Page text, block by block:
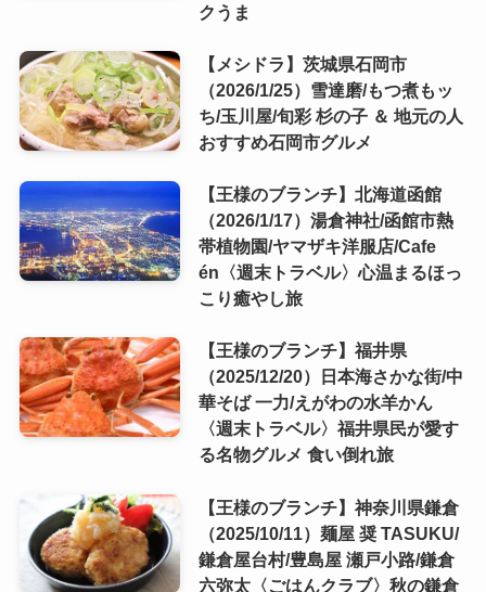
クうま
【メシドラ】茨城県石岡市
（2026/1/25）雪達磨/もつ煮もッ
ち/玉川屋/旬彩 杉の子 ＆ 地元の人
おすすめ石岡市グルメ
【王様のブランチ】北海道函館
（2026/1/17）湯倉神社/函館市熱
帯植物園/ヤマザキ洋服店/Cafe
én〈週末トラベル〉心温まるほっ
こり癒やし旅
【王様のブランチ】福井県
（2025/12/20）日本海さかな街/中
華そば 一力/えがわの水羊かん
〈週末トラベル〉福井県民が愛す
る名物グルメ 食い倒れ旅
【王様のブランチ】神奈川県鎌倉
（2025/10/11）麺屋 奨 TASUKU/
鎌倉屋台村/豊島屋 瀬戸小路/鎌倉
六弥太〈ごはんクラブ〉秋の鎌倉